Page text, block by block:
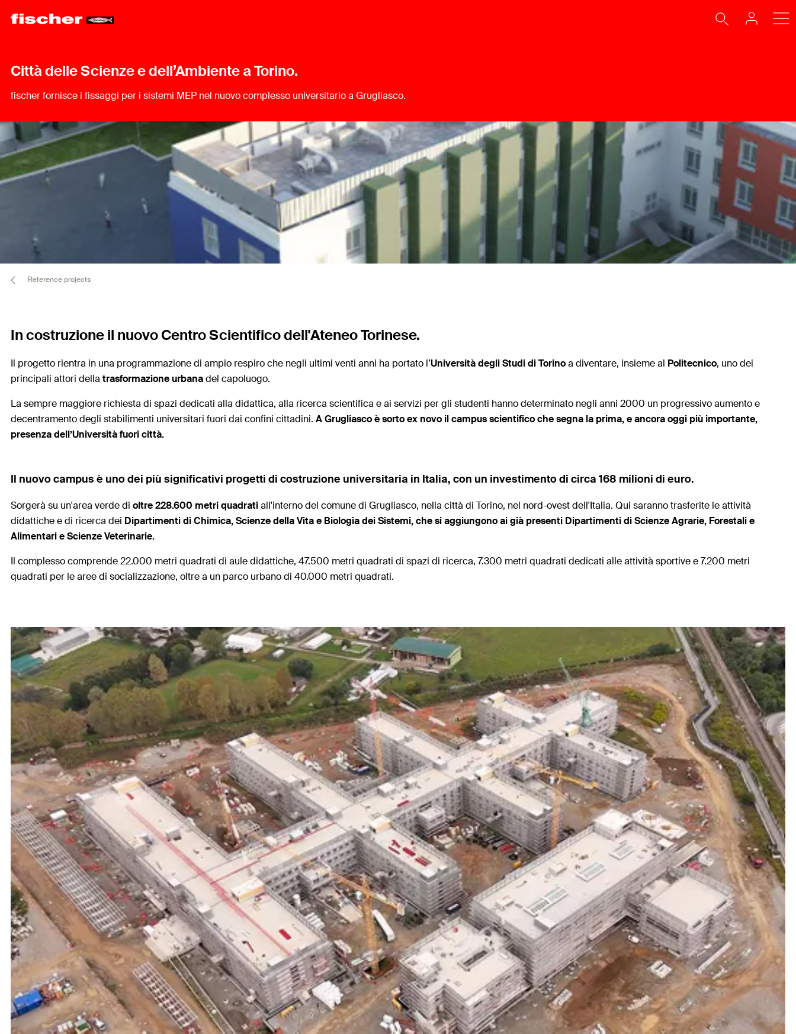
Città delle Scienze e dell’Ambiente a Torino.
fischer fornisce i fissaggi per i sistemi MEP nel nuovo complesso universitario a Grugliasco.
Reference projects
In costruzione il nuovo Centro Scientifico dell'Ateneo Torinese.
Il progetto rientra in una programmazione di ampio respiro che negli ultimi venti anni ha portato l’Università degli Studi di Torinoa diventare, insieme al Politecnico, uno dei
principali attori della trasformazione urbanadel capoluogo.
La sempre maggiore richiesta di spazi dedicati alla didattica, alla ricerca scientifica e ai servizi per gli studenti hanno determinato negli anni 2000 un progressivo aumento e
decentramento degli stabilimenti universitari fuori dai confini cittadini. A Grugliasco è sorto ex novo il campus scientifico che segna la prima, e ancora oggi più importante,
presenza dell’Università fuori città.
Il nuovo campus è uno dei più significativi progetti di costruzione universitaria in Italia, con un investimento di circa 168 milioni di euro.
Sorgerà su un'area verde di oltre 228.600 metri quadratiall'interno del comune di Grugliasco, nella città di Torino, nel nord-ovest dell'Italia. Qui saranno trasferite le attività
didattiche e di ricerca dei Dipartimenti di Chimica, Scienze della Vita e Biologia dei Sistemi, che si aggiungono ai già presenti Dipartimenti di Scienze Agrarie, Forestali e
Alimentari e Scienze Veterinarie.
Il complesso comprende 22.000 metri quadrati di aule didattiche, 47.500 metri quadrati di spazi di ricerca, 7.300 metri quadrati dedicati alle attività sportive e 7.200 metri
quadrati per le aree di socializzazione, oltre a un parco urbano di 40.000 metri quadrati.